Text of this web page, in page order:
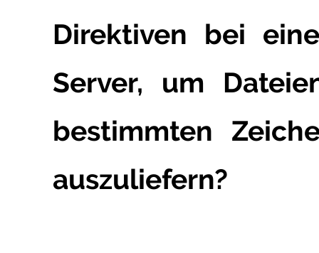
Direktiven bei
Server, um
bestimmten
auszuliefern?